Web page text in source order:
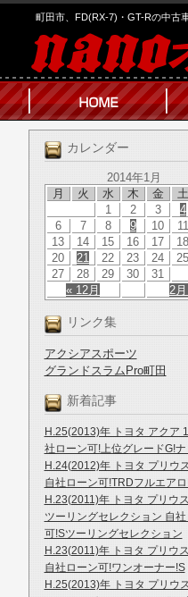
町田市、FD(RX-7)・GT-Rの中古
カレンダー
2014年1月
月
火 水 木 金 土
« 12月 2
1 2 3 4
6
7 8 9 10 11
13
14 15 16 17 18
20
21 22 23 24 25
27
28 29 30 31
リンク集
アクシアスポーツ
グランドスラムPro町田
新着記事
H.25(2013)年 トヨタ アクア
社ローン可!上位グレードG!
H.24(2012)年 トヨタ プリウ
自社ローン可!TRDフルエア
H.23(2011)年 トヨタ プリウ
ツーリングセレクション 自
可!Sツーリングセレクション
H.23(2011)年 トヨタ プリウ
自社ローン可!ワンオーナー!S
H.25(2013)年 トヨタ プリウ